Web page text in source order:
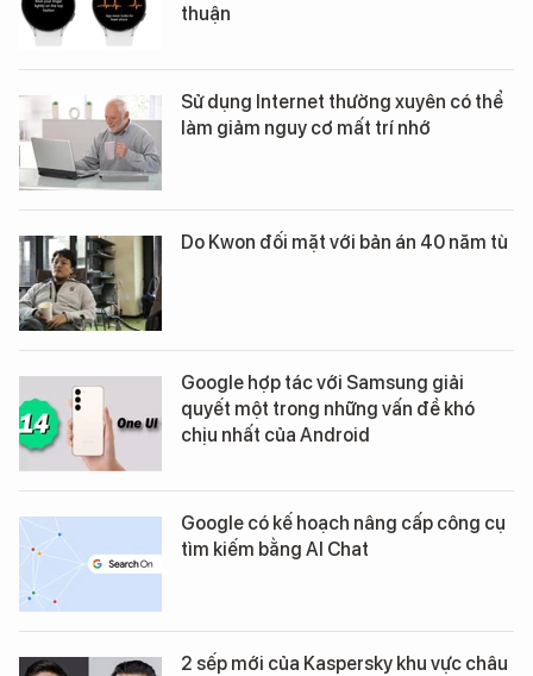
thuận
Sử dụng Internet thường xuyên có thể
làm giảm nguy cơ mất trí nhớ
Do Kwon đối mặt với bản án 40 năm tù
Google hợp tác với Samsung giải
quyết một trong những vấn đề khó
chịu nhất của Android
Google có kế hoạch nâng cấp công cụ
tìm kiếm bằng AI Chat
2 sếp mới của Kaspersky khu vực châu